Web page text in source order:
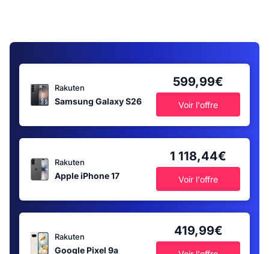
Rakuten
Samsung Galaxy S26
599,99€
Voir l'offre
Rakuten
Apple iPhone 17
1 118,44€
Voir l'offre
Rakuten
Google Pixel 9a
419,99€